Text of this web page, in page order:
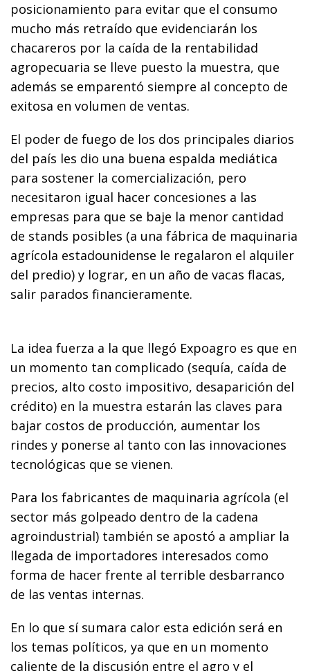
posicionamiento para evitar que el consumo
mucho más retraído que evidenciarán los
chacareros por la caída de la rentabilidad
agropecuaria se lleve puesto la muestra, que
además se emparentó siempre al concepto de
exitosa en volumen de ventas.
El poder de fuego de los dos principales diarios
del país les dio una buena espalda mediática
para sostener la comercialización, pero
necesitaron igual hacer concesiones a las
empresas para que se baje la menor cantidad
de stands posibles (a una fábrica de maquinaria
agrícola estadounidense le regalaron el alquiler
del predio) y lograr, en un año de vacas flacas,
salir parados financieramente.
La idea fuerza a la que llegó Expoagro es que en
un momento tan complicado (sequía, caída de
precios, alto costo impositivo, desaparición del
crédito) en la muestra estarán las claves para
bajar costos de producción, aumentar los
rindes y ponerse al tanto con las innovaciones
tecnológicas que se vienen.
Para los fabricantes de maquinaria agrícola (el
sector más golpeado dentro de la cadena
agroindustrial) también se apostó a ampliar la
llegada de importadores interesados como
forma de hacer frente al terrible desbarranco
de las ventas internas.
En lo que sí sumara calor esta edición será en
los temas políticos, ya que en un momento
caliente de la discusión entre el agro y el